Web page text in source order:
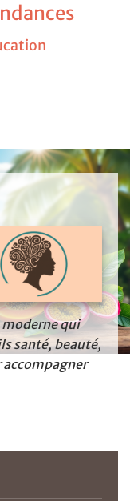
qui
santé, beauté,